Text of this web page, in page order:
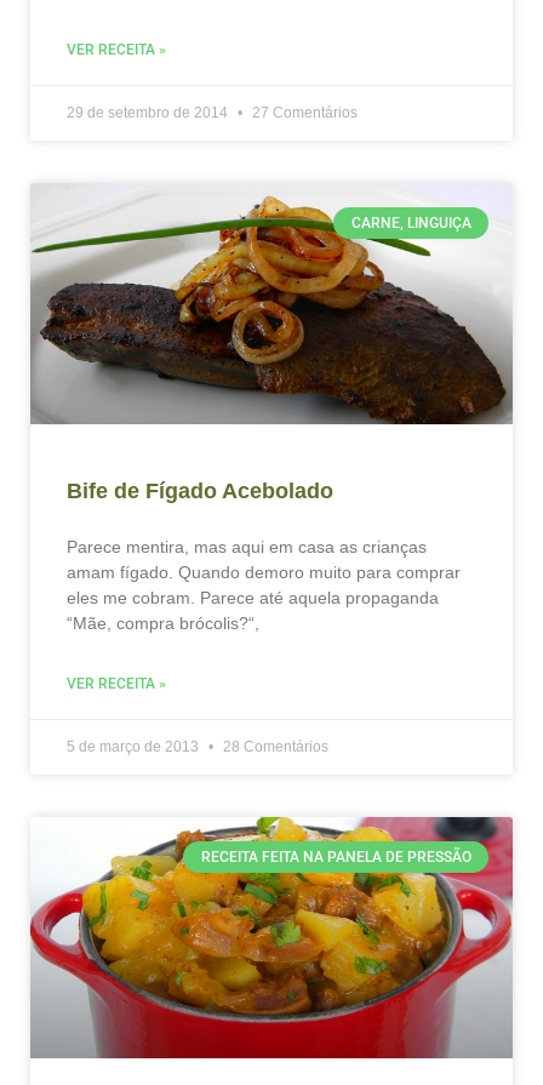
VER RECEITA »
29 de setembro de 2014 27 Comentários
CARNE, LINGUIÇA
Bife de Fígado Acebolado
Parece mentira, mas aqui em casa as crianças
amam fígado. Quando demoro muito para comprar
eles me cobram. Parece até aquela propaganda
“Mãe, compra brócolis?“,
VER RECEITA »
5 de março de 2013 28 Comentários
RECEITA FEITA NA PANELA DE PRESSÃO